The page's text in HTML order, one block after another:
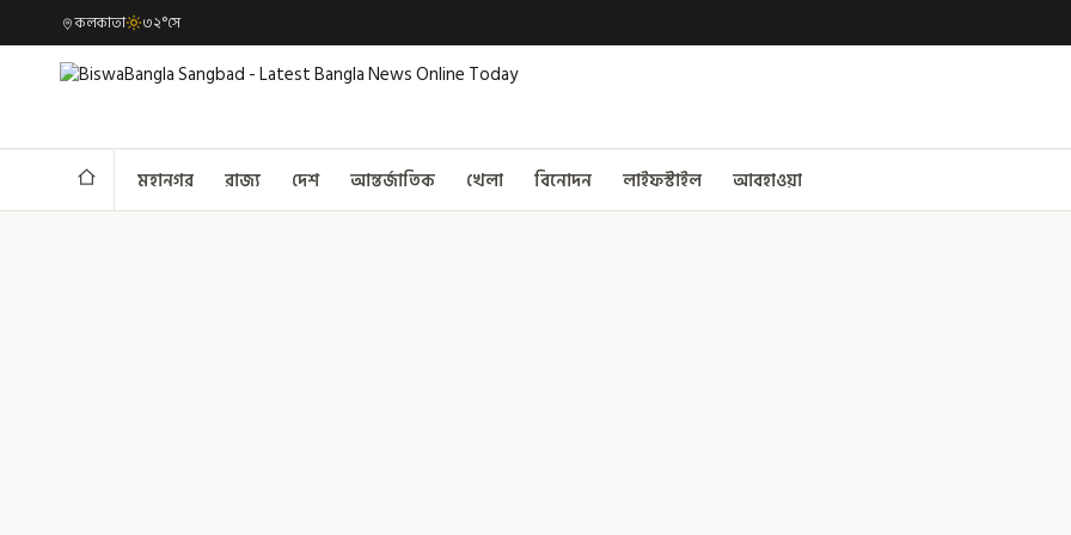
কলকাতা ৩২°সে
মহানগর রাজ্য দেশ আন্তর্জাতিক খেলা বিনোদন লাইফস্টাইল আবহাওয়া